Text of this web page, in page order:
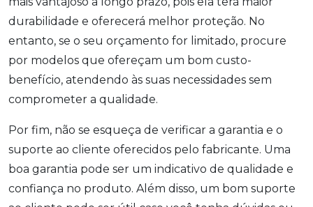
durabilidade e oferecerá melhor proteção. No
entanto, se o seu orçamento for limitado, procure
por modelos que ofereçam um bom custo-
benefício, atendendo às suas necessidades sem
comprometer a qualidade.
Por fim, não se esqueça de verificar a garantia e o
suporte ao cliente oferecidos pelo fabricante. Uma
boa garantia pode ser um indicativo de qualidade e
confiança no produto. Além disso, um bom suporte